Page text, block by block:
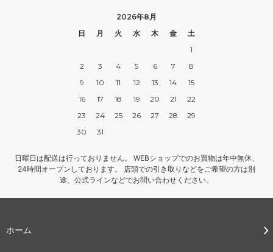
2026年8月
日
月 火 水 木 金
土
1
2
3 4 5 6 7
8
9
10 11 12 13 14
15
16
17 18 19 20 21
22
23
24 25 26 27 28
29
30
31
日曜日は配送は行っておりません。 WEBショップでのお買物は年中無休、
24時間オープンしております。 店頭での引き取りなどをご希望の方は別
途、公式ラインなどでお問い合わせください。
ホーム